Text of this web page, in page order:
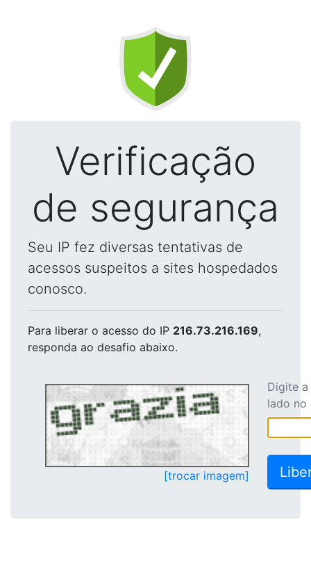
Verificação
de segurança
Seu IP fez diversas tentativas de
acessos suspeitos a sites hospedados
conosco.
Para liberar o acesso do IP 216.73.216.169,
responda ao desafio abaixo.
[trocar imagem]
Digite
lado no